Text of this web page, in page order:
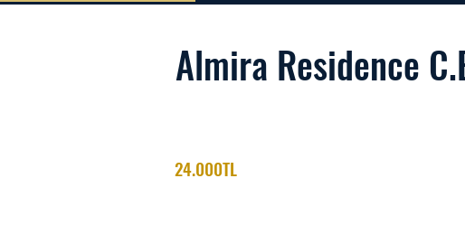
Almira Residence
24.000TL